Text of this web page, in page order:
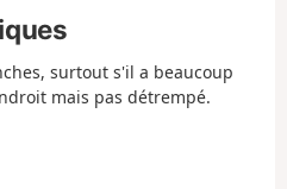
surtout s'il a beaucoup
mais pas détrempé.